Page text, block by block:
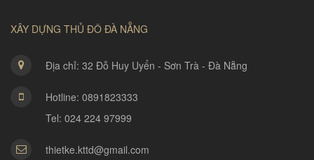
XÂY DỰNG THỦ ĐÔ ĐÀ NẴNG
Địa chỉ: 32 Đỗ Huy Uyển - Sơn Trà - Đà Nẵng
Hotline: 0891823333
Tel: 024 224 97999
thietke.kttd@gmail.com